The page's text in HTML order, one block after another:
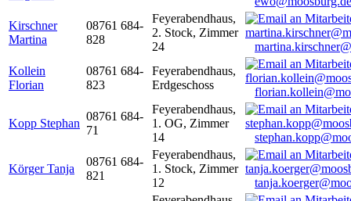
Kirschner
Martina
08761 684-
828
Feyerabendhaus,
2. Stock, Zimmer
24
Kollein
Florian
08761 684-
823
Feyerabendhaus,
Erdgeschoss
Kopp Stephan
08761 684-
71
Feyerabendhaus,
1. OG, Zimmer
14
Körger Tanja
08761 684-
821
Feyerabendhaus,
1. Stock, Zimmer
12